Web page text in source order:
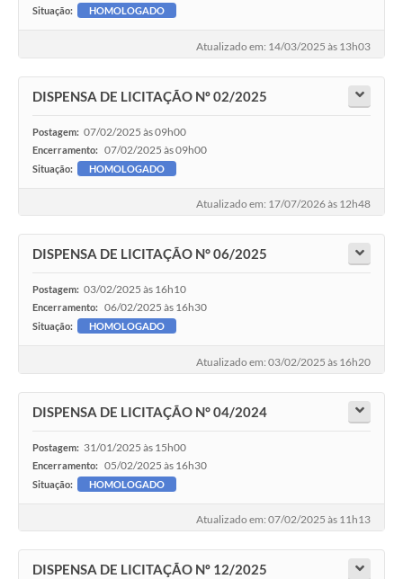
Situação: HOMOLOGADO
Atualizado em: 14/03/2025 às 13h03
DISPENSA DE LICITAÇÃO Nº 02/2025
Postagem: 07/02/2025 às 09h00
Encerramento: 07/02/2025 às 09h00
Situação: HOMOLOGADO
Atualizado em: 17/07/2026 às 12h48
DISPENSA DE LICITAÇÃO N° 06/2025
Postagem: 03/02/2025 às 16h10
Encerramento: 06/02/2025 às 16h30
Situação: HOMOLOGADO
Atualizado em: 03/02/2025 às 16h20
DISPENSA DE LICITAÇÃO N° 04/2024
Postagem: 31/01/2025 às 15h00
Encerramento: 05/02/2025 às 16h30
Situação: HOMOLOGADO
Atualizado em: 07/02/2025 às 11h13
DISPENSA DE LICITAÇÃO Nº 12/2025